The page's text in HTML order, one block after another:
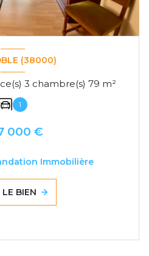
(38000)
Appartement 4 pièce(s) 3 chambre(s) 79 m²
1
000 €
Immobilière
LE BIEN